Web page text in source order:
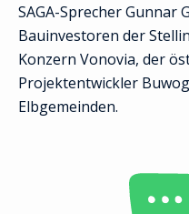
SAGA-Sprecher Gunnar
Bauinvestoren der
Konzern Vonovia, der
Projektentwickler
Elbgemeinden.